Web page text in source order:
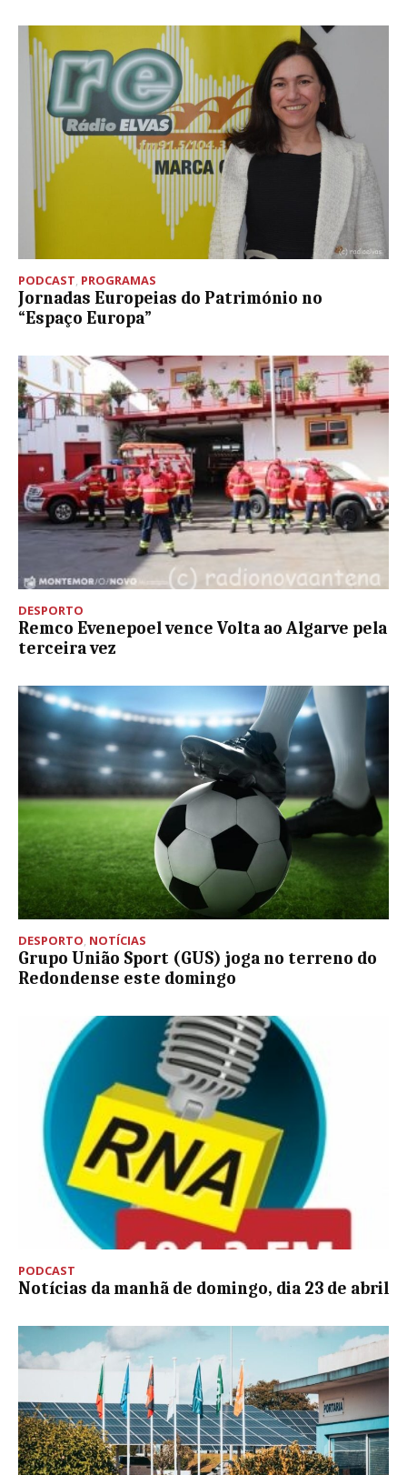
PODCAST PROGRAMAS
Jornadas Europeias do Património no
“Espaço Europa”
DESPORTO
Remco Evenepoel vence Volta ao Algarve pela
terceira vez
DESPORTO, NOTÍCIAS
Grupo União Sport (GUS) joga no terreno do
Redondense este domingo
PODCAST
Notícias da manhã de domingo, dia 23 de abril